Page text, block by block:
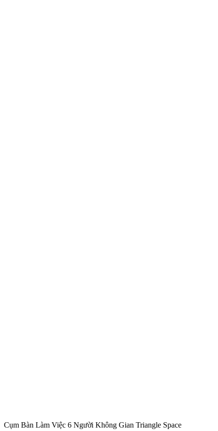
Cụm Bàn Làm Việc 6 Người Không Gian Triangle Space